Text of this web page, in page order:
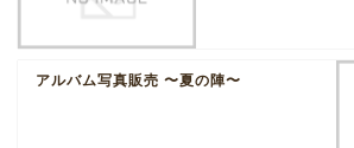
アルバム写真販売 〜夏の陣〜